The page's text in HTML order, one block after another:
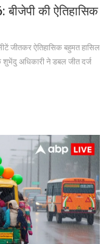
बीजेपी की ऐतिहासिक
जीतकर ऐतिहासिक बहुमत हासिल
शुभेंदु अधिकारी ने डबल जीत दर्ज